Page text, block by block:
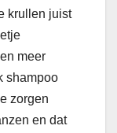
krullen juist
meer
shampoo
zorgen
en dat